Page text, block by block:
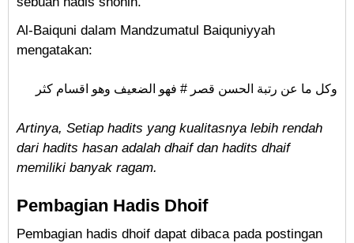
Al-Baiquni dalam Mandzumatul Baiquniyyah
mengatakan:
وكل ما عن رتبة الحسن قصر # فهو الضعيف وهو اقسام كثر
Artinya, Setiap hadits yang kualitasnya lebih rendah
dari hadits hasan adalah dhaif dan hadits dhaif
memiliki banyak ragam.
Pembagian Hadis Dhoif
Pembagian hadis dhoif dapat dibaca pada postingan